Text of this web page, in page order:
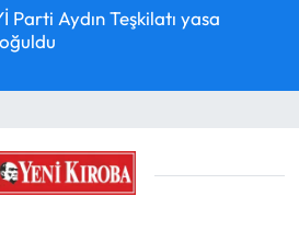
Parti Aydın Teşkilatı yasa